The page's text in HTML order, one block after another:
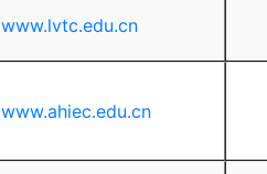
www.lvtc.edu.cn
www.ahiec.edu.cn